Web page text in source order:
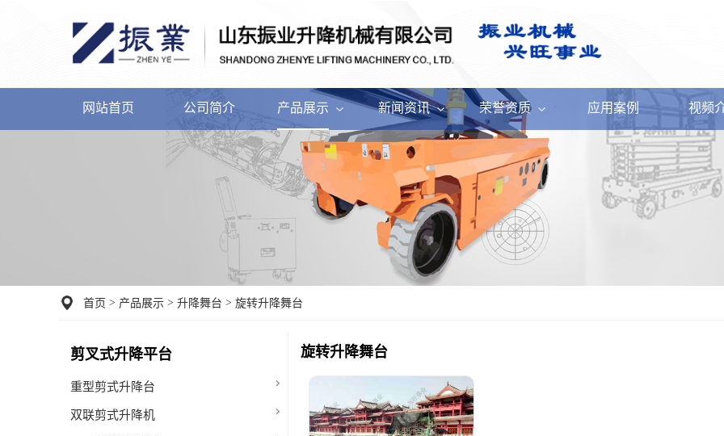
网站首页 公司简介 产品展示 新闻资讯 荣誉资质 应用案例 视频
首页 > 产品展示 > 升降舞台 > 旋转升降舞台
剪叉式升降平台
重型剪式升降台
双联剪式升降机
旋转升降舞台